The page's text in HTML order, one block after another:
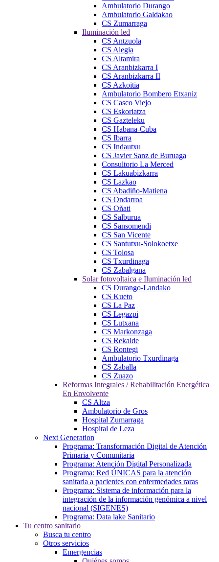
Ambulatorio Durango
Ambulatorio Galdakao
CS Zumarraga
Iluminación led
CS Antzuola
CS Alegia
CS Altamira
CS Aranbizkarra I
CS Aranbizkarra II
CS Azkoitia
Ambulatorio Bombero Etxaniz
CS Casco Viejo
CS Eskoriatza
CS Gazteleku
CS Habana-Cuba
CS Ibarra
CS Indautxu
CS Javier Sanz de Buruaga
Consultorio La Merced
CS Lakuabizkarra
CS Lazkao
CS Abadiño-Matiena
CS Ondarroa
CS Oñati
CS Salburua
CS Sansomendi
CS San Vicente
CS Santutxu-Solokoetxe
CS Tolosa
CS Txurdinaga
CS Zabalgana
Solar fotovoltaica e Iluminación led
CS Durango-Landako
CS Kueto
CS La Paz
CS Legazpi
CS Lutxana
CS Markonzaga
CS Rekalde
CS Rontegi
Ambulatorio Txurdinaga
CS Zaballa
CS Zuazo
Reformas Integrales / Rehabilitación Energética
En Envolvente
CS Altza
Ambulatorio de Gros
Hospital Zumarraga
Hospital de Leza
Next Generation
Programa: Transformación Digital de Atención
Primaria y Comunitaria
Programa: Atención Digital Personalizada
Programa: Red ÚNICAS para la atención
sanitaria a pacientes con enfermedades raras
Programa: Sistema de información para la
integración de la información genómica a nivel
nacional (SIGENES)
Programa: Data lake Sanitario
Tu centro sanitario
Busca tu centro
Otros servicios
Emergencias